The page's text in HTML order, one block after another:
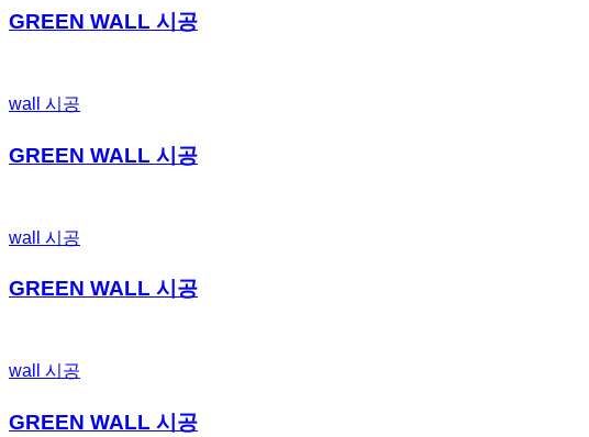
GREEN WALL 시공
wall 시공
GREEN WALL 시공
wall 시공
GREEN WALL 시공
wall 시공
GREEN WALL 시공